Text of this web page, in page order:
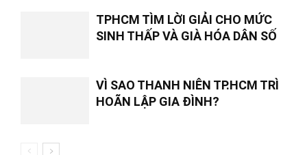
TPHCM TÌM LỜI GIẢI CHO MỨC
SINH THẤP VÀ GIÀ HÓA DÂN SỐ
VÌ SAO THANH NIÊN TP.HCM TRÌ
HOÃN LẬP GIA ĐÌNH?